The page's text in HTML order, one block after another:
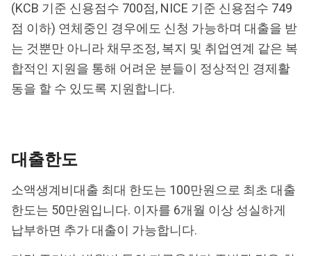
(KCB 기준 신용점수 700점, NICE 기준 신용점수 749
점 이하) 연체중인 경우에도 신청 가능하며 대출을 받
는 것뿐만 아니라 채무조정, 복지 및 취업연계 같은 복
합적인 지원을 통해 어려운 분들이 정상적인 경제활
동을 할 수 있도록 지원합니다.
대출한도
소액생계비대출 최대 한도는 100만원으로 최초 대출
한도는 50만원입니다. 이자를 6개월 이상 성실하게
납부하면 추가 대출이 가능합니다.